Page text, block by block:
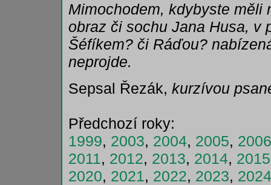
Mimochodem, kdybyste měli
obraz či sochu Jana Husa, v
Šéfíkem? či Ráďou?
neprojde.
Sepsal Řezák, kurzívou
Předchozí roky:
1999, 2003, 2004, 2005, 2006
2011, 2012, 2013, 2014, 2015
2020, 2021, 2022, 2023, 2024